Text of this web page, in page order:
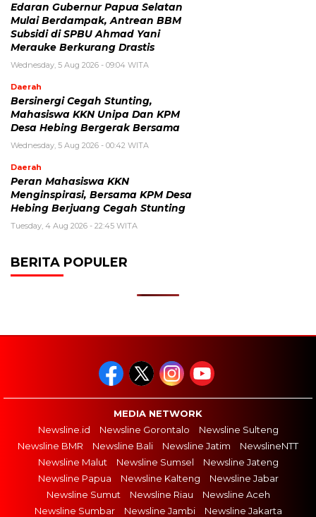
Edaran Gubernur Papua Selatan
Mulai Berdampak, Antrean BBM
Subsidi di SPBU Ahmad Yani
Merauke Berkurang Drastis
Wednesday, 5 Aug 2026 - 09:04 WITA
Daerah
Bersinergi Cegah Stunting,
Mahasiswa KKN Unipa Dan KPM
Desa Hebing Bergerak Bersama
Wednesday, 5 Aug 2026 - 00:42 WITA
Daerah
Peran Mahasiswa KKN
Menginspirasi, Bersama KPM Desa
Hebing Berjuang Cegah Stunting
Tuesday, 4 Aug 2026 - 22:45 WITA
BERITA POPULER
MEDIA NETWORK
Newsline.id
Newsline Gorontalo
Newsline Sulteng
Newsline BMR
Newsline Bali Newsline Jatim
NewslineNTT
Newsline Malut
Newsline Sumsel
Newsline Jateng
Newsline Papua
Newsline Kalteng
Newsline Jabar
Newsline Sumut
Newsline Riau
Newsline Aceh
Newsline Sumbar
Newsline Jambi
Newsline Jakarta